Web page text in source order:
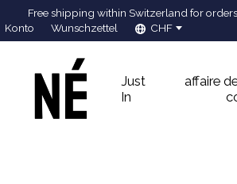
Free shipping within Switzerland for
Konto Wunschzettel CHF
Just
In
affaire